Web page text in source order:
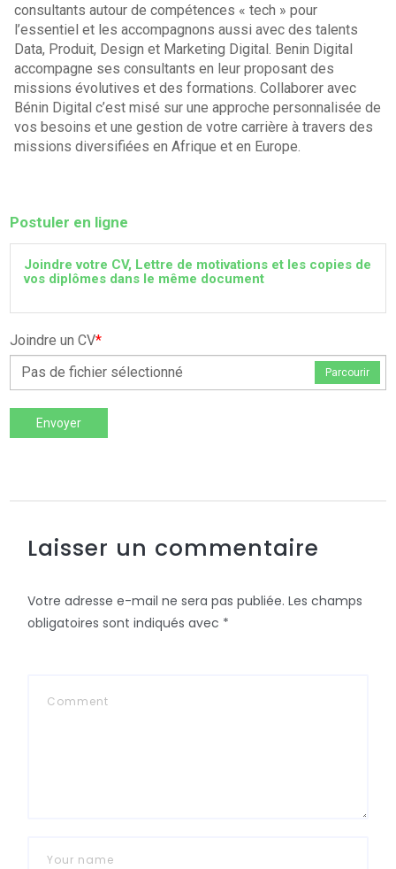
consultants autour de compétences « tech » pour
l’essentiel et les accompagnons aussi avec des talents
Data, Produit, Design et Marketing Digital. Benin Digital
accompagne ses consultants en leur proposant des
missions évolutives et des formations. Collaborer avec
Bénin Digital c’est misé sur une approche personnalisée de
vos besoins et une gestion de votre carrière à travers des
missions diversifiées en Afrique et en Europe.
Postuler en ligne
Joindre votre CV, Lettre de motivations et les copies de
vos diplômes dans le même document
Joindre un CV*
Pas de fichier sélectionné
Parcourir
Envoyer
Laisser un commentaire
Votre adresse e-mail ne sera pas publiée. Les champs
obligatoires sont indiqués avec *